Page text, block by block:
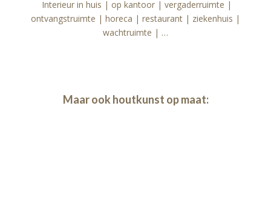
Interieur in huis | op kantoor | vergaderruimte |
ontvangstruimte | horeca | restaurant | ziekenhuis |
wachtruimte | …
Maar ook houtkunst op maat: